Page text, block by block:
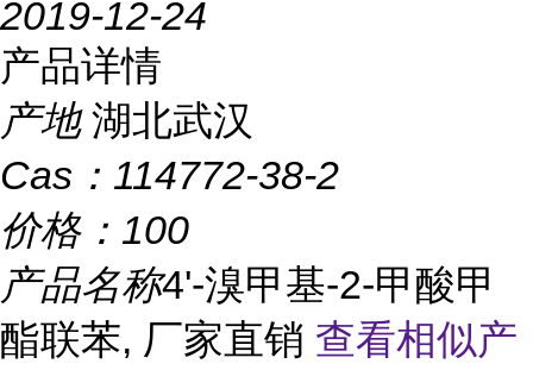
2019-12-24
产品详情
产地 湖北武汉
Cas： 114772-38-2
价格： 100
产品名称4'-溴甲基-2-甲酸甲
酯联苯, 厂家直销 查看相似产